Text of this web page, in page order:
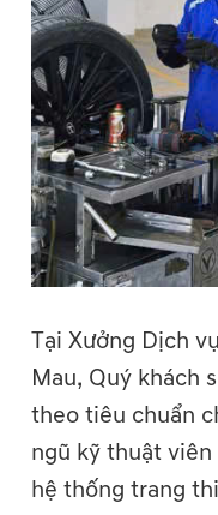
Tại Xưởng Dịch
Mau, Quý khách
theo tiêu chuẩn
ngũ kỹ thuật
hệ thống trang